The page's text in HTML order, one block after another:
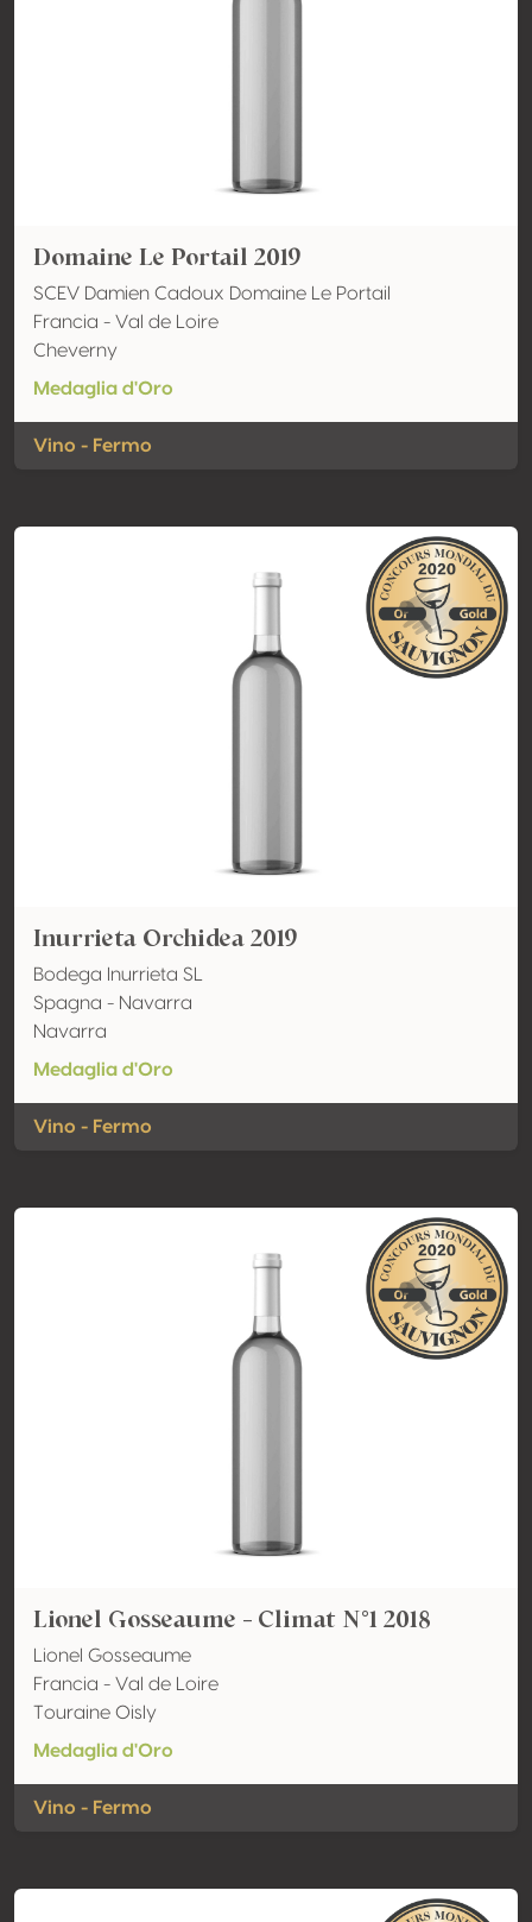
Domaine Le Portail 2019
SCEV Damien Cadoux Domaine Le Portail
Francia - Val de Loire
Cheverny
Medaglia d'Oro
Vino - Fermo
Inurrieta Orchidea 2019
Bodega Inurrieta SL
Spagna - Navarra
Navarra
Medaglia d'Oro
Vino - Fermo
Lionel Gosseaume - Climat N°1 2018
Lionel Gosseaume
Francia - Val de Loire
Touraine Oisly
Medaglia d'Oro
Vino - Fermo